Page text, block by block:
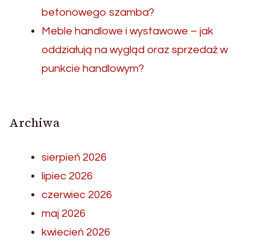
betonowego szamba?
Meble handlowe i wystawowe – jak
oddziałują na wygląd oraz sprzedaż w
punkcie handlowym?
Archiwa
sierpień 2026
lipiec 2026
czerwiec 2026
maj 2026
kwiecień 2026